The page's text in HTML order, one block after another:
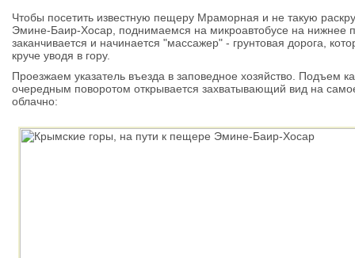
Чтобы посетить известную пещеру Мраморная и не такую
Эмине-Баир-Хосар, поднимаемся на микроавтобусе на нижнее
заканчивается и начинается "массажер" - грунтовая дорога,
круче уводя в гору.
Проезжаем указатель въезда в заповедное хозяйство. Подъем
очередным поворотом открывается захватывающий вид на
облачно: